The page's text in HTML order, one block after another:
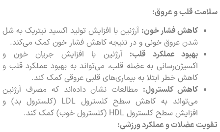
قلب و عروق:
کاهش فشار خون:آرژنین با افزایش تولید اکسید نیتریک به شل
شدن عروق خونی و در نتیجه کاهش فشار خون کمک می‌کند.
بهبود عملکرد قلب:
آرژنین با افزایش جریان خون و
اکسیژن‌رسانی به عضله قلب، می‌تواند به بهبود عملکرد قلب و
کاهش خطر ابتلا به بیماری‌های قلبی عروقی کمک کند.
کاهش کلسترول:مطالعات نشان داده‌اند که مصرف آرژنین
می‌تواند به کاهش سطح کلسترول LDL (کلسترول بد) و
افزایش سطح کلسترول HDL (کلسترول خوب) کمک کند.
عضلات و عملکرد ورزشی: